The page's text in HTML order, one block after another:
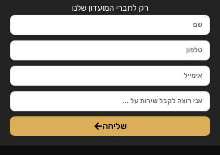
רק לחברי המועדון שלנו
שליחה